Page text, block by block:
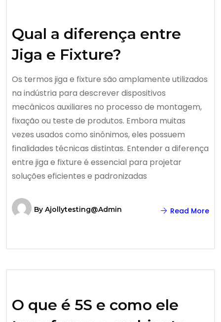
Qual a diferença entre
Jiga e Fixture?
Os termos jiga e fixture são amplamente utilizados
na indústria para descrever dispositivos
mecânicos auxiliares no processo de montagem,
fixação ou teste de produtos. Embora muitas
vezes usados como sinônimos, eles possuem
finalidades técnicas distintas. Entender a diferença
entre jiga e fixture é essencial para projetar
soluções eficientes e padronizadas
By Ajollytesting@admin Read More
O que é 5S e como ele